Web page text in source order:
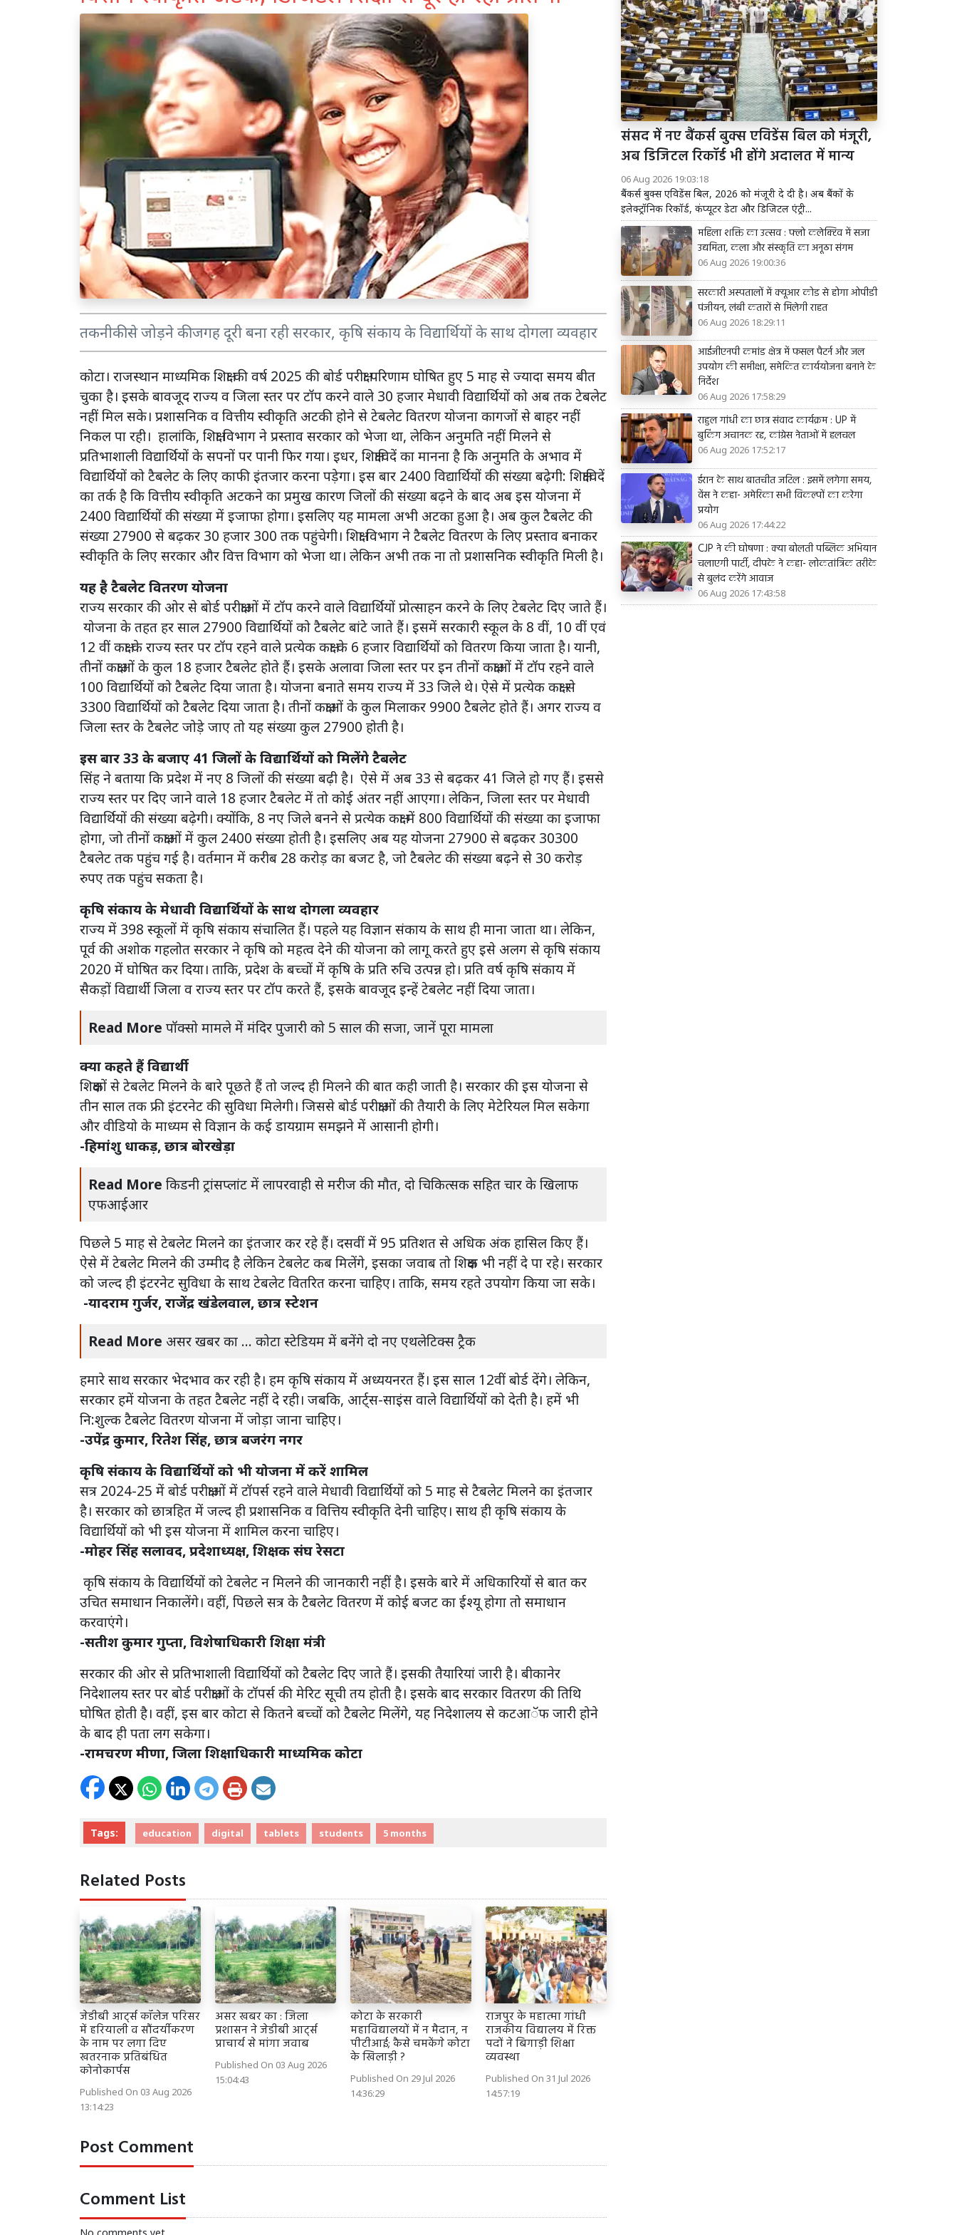
तकनीकी से जोड़ने की जगह दूरी बना रही सरकार, कृषि संकाय के विद्यार्थियों के साथ दोगला व्यवहार
कोटा। राजस्थान माध्यमिक शिक्षा की वर्ष 2025 की बोर्ड परीक्षा परिणाम घोषित हुए 5 माह से ज्यादा समय बीत
चुका है। इसके बावजूद राज्य व जिला स्तर पर टॉप करने वाले 30 हजार मेधावी विद्यार्थियों को अब तक टेबलेट
नहीं मिल सके। प्रशासनिक व वित्तीय स्वीकृति अटकी होने से टेबलेट वितरण योजना कागजों से बाहर नहीं
निकल पा रही। हालांकि, शिक्षा विभाग ने प्रस्ताव सरकार को भेजा था, लेकिन अनुमति नहीं मिलने से
प्रतिभाशाली विद्यार्थियों के सपनों पर पानी फिर गया। इधर, शिक्षाविदें का मानना है कि अनुमति के अभाव में
विद्यार्थियों को टैबलेट के लिए काफी इंतजार करना पड़ेगा। इस बार 2400 विद्यार्थियों की संख्या बढ़ेगी: शिक्षाविदें
का तर्क है कि वित्तीय स्वीकृति अटकने का प्रमुख कारण जिलों की संख्या बढ़ने के बाद अब इस योजना में
2400 विद्यार्थियों की संख्या में इजाफा होगा। इसलिए यह मामला अभी अटका हुआ है। अब कुल टैबलेट की
संख्या 27900 से बढ़कर 30 हजार 300 तक पहुंचेगी। शिक्षा विभाग ने टैबलेट वितरण के लिए प्रस्ताव बनाकर
स्वीकृति के लिए सरकार और वित्त विभाग को भेजा था। लेकिन अभी तक ना तो प्रशासनिक स्वीकृति मिली है।
यह है टैबलेट वितरण योजना
राज्य सरकार की ओर से बोर्ड परीक्षाओं में टॉप करने वाले विद्यार्थियों प्रोत्साहन करने के लिए टेबलेट दिए जाते हैं।
योजना के तहत हर साल 27900 विद्यार्थियों को टैबलेट बांटे जाते हैं। इसमें सरकारी स्कूल के 8 वीं, 10 वीं एवं
12 वीं कक्षा के राज्य स्तर पर टॉप रहने वाले प्रत्येक कक्षा के 6 हजार विद्यार्थियों को वितरण किया जाता है। यानी,
तीनों कक्षाओं के कुल 18 हजार टैबलेट होते हैं। इसके अलावा जिला स्तर पर इन तीनों कक्षाओं में टॉप रहने वाले
100 विद्यार्थियों को टैबलेट दिया जाता है। योजना बनाते समय राज्य में 33 जिले थे। ऐसे में प्रत्येक कक्षा से
3300 विद्यार्थियों को टैबलेट दिया जाता है। तीनों कक्षाओं के कुल मिलाकर 9900 टैबलेट होते हैं। अगर राज्य व
जिला स्तर के टैबलेट जोड़े जाए तो यह संख्या कुल 27900 होती है।
इस बार 33 के बजाए 41 जिलों के विद्यार्थियों को मिलेंगे टैबलेट
सिंह ने बताया कि प्रदेश में नए 8 जिलों की संख्या बढ़ी है। ऐसे में अब 33 से बढ़कर 41 जिले हो गए हैं। इससे
राज्य स्तर पर दिए जाने वाले 18 हजार टैबलेट में तो कोई अंतर नहीं आएगा। लेकिन, जिला स्तर पर मेधावी
विद्यार्थियों की संख्या बढ़ेगी। क्योंकि, 8 नए जिले बनने से प्रत्येक कक्षा में 800 विद्यार्थियों की संख्या का इजाफा
होगा, जो तीनों कक्षाओं में कुल 2400 संख्या होती है। इसलिए अब यह योजना 27900 से बढ़कर 30300
टैबलेट तक पहुंच गई है। वर्तमान में करीब 28 करोड़ का बजट है, जो टैबलेट की संख्या बढ़ने से 30 करोड़
रुपए तक पहुंच सकता है।
कृषि संकाय के मेधावी विद्यार्थियों के साथ दोगला व्यवहार
राज्य में 398 स्कूलों में कृषि संकाय संचालित हैं। पहले यह विज्ञान संकाय के साथ ही माना जाता था। लेकिन,
पूर्व की अशोक गहलोत सरकार ने कृषि को महत्व देने की योजना को लागू करते हुए इसे अलग से कृषि संकाय
2020 में घोषित कर दिया। ताकि, प्रदेश के बच्चों में कृषि के प्रति रुचि उत्पन्न हो। प्रति वर्ष कृषि संकाय में
सैकड़ों विद्यार्थी जिला व राज्य स्तर पर टॉप करते हैं, इसके बावजूद इन्हें टेबलेट नहीं दिया जाता।
Read More पॉक्सो मामले में मंदिर पुजारी को 5 साल की सजा, जानें पूरा मामला
क्या कहते हैं विद्यार्थी
शिक्षकों से टेबलेट मिलने के बारे पूछते हैं तो जल्द ही मिलने की बात कही जाती है। सरकार की इस योजना से
तीन साल तक फ्री इंटरनेट की सुविधा मिलेगी। जिससे बोर्ड परीक्षाओं की तैयारी के लिए मेटेरियल मिल सकेगा
और वीडियो के माध्यम से विज्ञान के कई डायग्राम समझने में आसानी होगी।
-हिमांशु धाकड़, छात्र बोरखेड़ा
Read More किडनी ट्रांसप्लांट में लापरवाही से मरीज की मौत, दो चिकित्सक सहित चार के खिलाफ
एफआईआर
पिछले 5 माह से टेबलेट मिलने का इंतजार कर रहे हैं। दसवीं में 95 प्रतिशत से अधिक अंक हासिल किए हैं।
ऐसे में टेबलेट मिलने की उम्मीद है लेकिन टेबलेट कब मिलेंगे, इसका जवाब तो शिक्षक भी नहीं दे पा रहे। सरकार
को जल्द ही इंटरनेट सुविधा के साथ टेबलेट वितरित करना चाहिए। ताकि, समय रहते उपयोग किया जा सके।
-यादराम गुर्जर, राजेंद्र खंडेलवाल, छात्र स्टेशन
Read More असर खबर का ... कोटा स्टेडियम में बनेंगे दो नए एथलेटिक्स ट्रैक
हमारे साथ सरकार भेदभाव कर रही है। हम कृषि संकाय में अध्ययनरत हैं। इस साल 12वीं बोर्ड देंगे। लेकिन,
सरकार हमें योजना के तहत टैबलेट नहीं दे रही। जबकि, आर्ट्स-साइंस वाले विद्यार्थियों को देती है। हमें भी
नि:शुल्क टैबलेट वितरण योजना में जोड़ा जाना चाहिए।
-उपेंद्र कुमार, रितेश सिंह, छात्र बजरंग नगर
कृषि संकाय के विद्यार्थियों को भी योजना में करें शामिल
सत्र 2024-25 में बोर्ड परीक्षाओं में टॉपर्स रहने वाले मेधावी विद्यार्थियों को 5 माह से टैबलेट मिलने का इंतजार
है। सरकार को छात्रहित में जल्द ही प्रशासनिक व वित्तिय स्वीकृति देनी चाहिए। साथ ही कृषि संकाय के
विद्यार्थियों को भी इस योजना में शामिल करना चाहिए।
-मोहर सिंह सलावद, प्रदेशाध्यक्ष, शिक्षक संघ रेसटा
कृषि संकाय के विद्यार्थियों को टेबलेट न मिलने की जानकारी नहीं है। इसके बारे में अधिकारियों से बात कर
उचित समाधान निकालेंगे। वहीं, पिछले सत्र के टैबलेट वितरण में कोई बजट का ईश्यू होगा तो समाधान
करवाएंगे।
-सतीश कुमार गुप्ता, विशेषाधिकारी शिक्षा मंत्री
सरकार की ओर से प्रतिभाशाली विद्यार्थियों को टैबलेट दिए जाते हैं। इसकी तैयारियां जारी है। बीकानेर
निदेशालय स्तर पर बोर्ड परीक्षाओं के टॉपर्स की मेरिट सूची तय होती है। इसके बाद सरकार वितरण की तिथि
घोषित होती है। वहीं, इस बार कोटा से कितने बच्चों को टैबलेट मिलेंगे, यह निदेशालय से कटआॅफ जारी होने
के बाद ही पता लग सकेगा।
-रामचरण मीणा, जिला शिक्षाधिकारी माध्यमिक कोटा
Tags: education digital tablets students 5 months
Related Posts
जेडीबी आर्ट्स कॉलेज परिसर
में हरियाली व सौंदर्यीकरण
के नाम पर लगा दिए
खतरनाक प्रतिबंधित
कोनोकार्पस
Published On 03 Aug 2026
13:14:23
असर खबर का : जिला
प्रशासन ने जेडीबी आर्ट्स
प्राचार्य से मांगा जवाब
Published On 03 Aug 2026
15:04:43
कोटा के सरकारी
महाविद्यालयों में न मैदान, न
पीटीआई; कैसे चमकेंगे कोटा
के खिलाड़ी ?
Published On 29 Jul 2026
14:36:29
राजपुर के महात्मा गांधी
राजकीय विद्यालय में रिक्त
पदों ने बिगाड़ी शिक्षा
व्यवस्था
Published On 31 Jul 2026
14:57:19
Post Comment
Comment List
संसद में नए बैंकर्स बुक्स एविडेंस बिल को मंजूरी,
अब डिजिटल रिकॉर्ड भी होंगे अदालत में मान्य
06 Aug 2026 19:03:18
बैंकर्स बुक्स एविडेंस बिल, 2026 को मंजूरी दे दी है। अब बैंकों के
इलेक्ट्रॉनिक रिकॉर्ड, कंप्यूटर डेटा और डिजिटल एंट्री...
महिला शक्ति का उत्सव : फ्लो कलेक्टिव में सजा
उद्यमिता, कला और संस्कृति का अनूठा संगम
06 Aug 2026 19:00:36
सरकारी अस्पतालों में क्यूआर कोड से होगा ओपीडी
पंजीयन, लंबी कतारों से मिलेगी राहत
06 Aug 2026 18:29:11
आईजीएनपी कमांड क्षेत्र में फसल पैटर्न और जल
उपयोग की समीक्षा, समेकित कार्ययोजना बनाने के
निर्देश
06 Aug 2026 17:58:29
राहुल गांधी का छात्र संवाद कार्यक्रम : UP में
बुकिंग अचानक रद्द, कांग्रेस नेताओं में हलचल
06 Aug 2026 17:52:17
ईरान के साथ बातचीत जटिल : इसमें लगेगा समय,
वेंस ने कहा- अमेरिका सभी विकल्पों का करेगा
प्रयोग
06 Aug 2026 17:44:22
CJP ने की घोषणा : क्या बोलती पब्लिक अभियान
चलाएगी पार्टी, दीपके ने कहा- लोकतांत्रिक तरीके
से बुलंद करेंगे आवाज
06 Aug 2026 17:43:58